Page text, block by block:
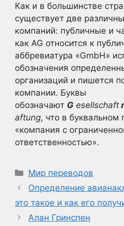
Как и в большинстве
существует две
компаний: публичные и
как AG относится к
аббревиатура «GmbH»
обозначения
организаций и пишется
компании. Буквы
обозначают G esellschaft
aftung, что в буквальном
«компания с
ответственностью».
Рубрики
Мир переводов
Определение
это такое и как его
Алан Гринспен